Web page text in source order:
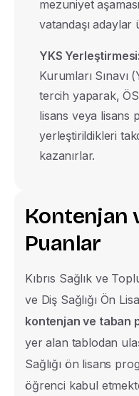
mezuniyet
vatandaşı adaylar
YKS Yerleştirmesi:
Kurumları Sınavı
tercih yaparak,
lisans veya lisans
yerleştirildikleri
kazanırlar.
Kontenjan
Puanlar
Kıbrıs Sağlık ve
ve Diş Sağlığı Ön
kontenjan ve taban
yer alan tablodan
Sağlığı ön lisans
öğrenci kabul